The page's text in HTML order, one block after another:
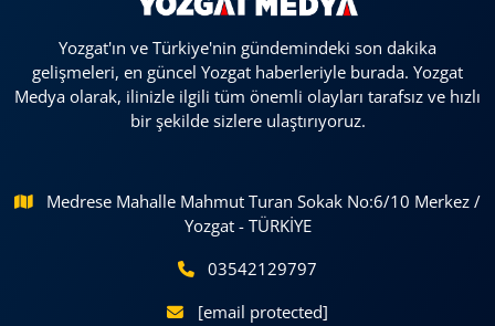
Yozgat'ın ve Türkiye'nin gündemindeki son dakika
gelişmeleri, en güncel Yozgat haberleriyle burada. Yozgat
Medya olarak, ilinizle ilgili tüm önemli olayları tarafsız ve hızlı
bir şekilde sizlere ulaştırıyoruz.
Medrese Mahalle Mahmut Turan Sokak No:6/10 Merkez /
Yozgat - TÜRKİYE
03542129797
[email protected]